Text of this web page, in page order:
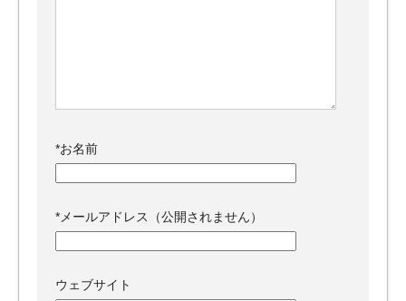
*お名前
* メールアドレス（公開されません）
ウェブサイト